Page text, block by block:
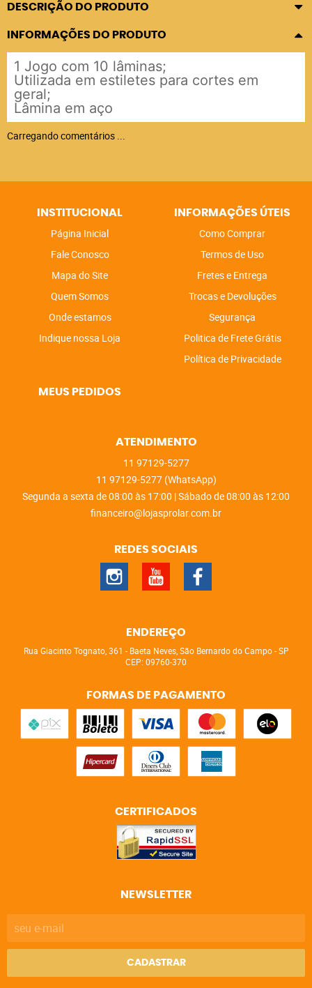
DESCRIÇÃO DO PRODUTO
INFORMAÇÕES DO PRODUTO
1 Jogo com 10 lâminas;
Utilizada em estiletes para cortes em
geral;
Lâmina em aço
Carregando comentários ...
INSTITUCIONAL
Página Inicial
Fale Conosco
Mapa do Site
Quem Somos
Onde estamos
Indique nossa Loja
INFORMAÇÕES ÚTEIS
Como Comprar
Termos de Uso
Fretes e Entrega
Trocas e Devoluções
Segurança
Politica de Frete Grátis
Política de Privacidade
MEUS PEDIDOS
ATENDIMENTO
11 97129-5277
11 97129-5277 (WhatsApp)
Segunda a sexta de 08:00 às 17:00 | Sábado de 08:00 às 12:00
financeiro@lojasprolar.com.br
REDES SOCIAIS
ENDEREÇO
Rua Giacinto Tognato, 361 - Baeta Neves, São Bernardo do Campo-SP
CEP: 09760-370
FORMAS DE PAGAMENTO
CERTIFICADOS
NEWSLETTER
CADASTRAR